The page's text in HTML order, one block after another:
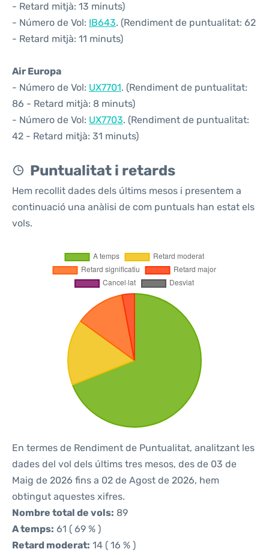
- Retard mitjà: 13 minuts)
- Número de Vol: IB643. (Rendiment de puntualitat: 62
- Retard mitjà: 11 minuts)
Air Europa
- Número de Vol: UX7701. (Rendiment de puntualitat:
86 - Retard mitjà: 8 minuts)
- Número de Vol: UX7703. (Rendiment de puntualitat:
42 - Retard mitjà: 31 minuts)
Puntualitat i retards
Hem recollit dades dels últims mesos i presentem a
continuació una anàlisi de com puntuals han estat els
vols.
En termes de Rendiment de Puntualitat, analitzant les
dades del vol dels últims tres mesos, des de 03 de
Maig de 2026 fins a 02 de Agost de 2026, hem
obtingut aquestes xifres.
Nombre total de vols: 89
A temps: 61 ( 69 % )
Retard moderat: 14 ( 16 % )